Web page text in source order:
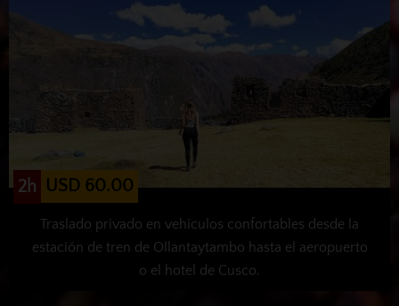
2h USD 60.00
Traslado privado en vehículos confortables desde la
estación de tren de Ollantaytambo hasta el aeropuerto
o el hotel de Cusco.